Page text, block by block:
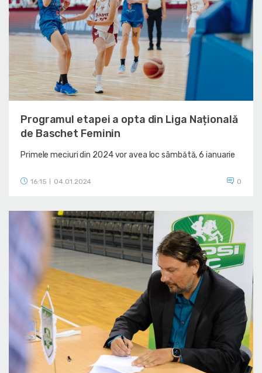
Programul etapei a opta din Liga Națională
de Baschet Feminin
Primele meciuri din 2024 vor avea loc sâmbătă, 6 ianuarie
16:15 04.01.2024 0